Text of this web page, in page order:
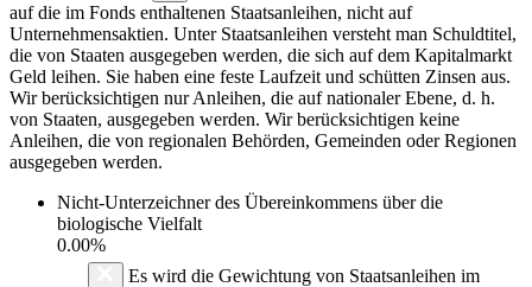
auf die im Fonds enthaltenen Staatsanleihen, nicht auf
Unternehmensaktien. Unter Staatsanleihen versteht man Schuldtitel,
die von Staaten ausgegeben werden, die sich auf dem Kapitalmarkt
Geld leihen. Sie haben eine feste Laufzeit und schütten Zinsen aus.
Wir berücksichtigen nur Anleihen, die auf nationaler Ebene, d. h.
von Staaten, ausgegeben werden. Wir berücksichtigen keine
Anleihen, die von regionalen Behörden, Gemeinden oder Regionen
ausgegeben werden.
Nicht-Unterzeichner des Übereinkommens über die
biologische Vielfalt
0.00%
Es wird die Gewichtung von Staatsanleihen im